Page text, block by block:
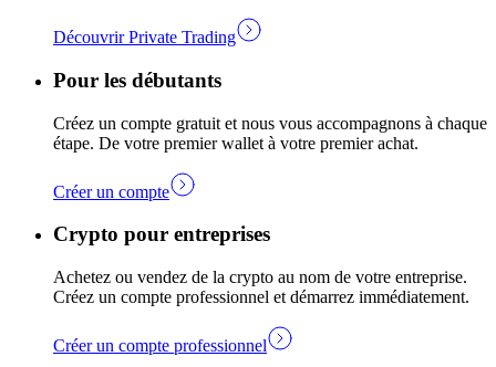
Découvrir Private Trading
Pour les débutants
Créez un compte gratuit et nous vous accompagnons à chaque
étape. De votre premier wallet à votre premier achat.
Créer un compte
Crypto pour entreprises
Achetez ou vendez de la crypto au nom de votre entreprise.
Créez un compte professionnel et démarrez immédiatement.
Créer un compte professionnel